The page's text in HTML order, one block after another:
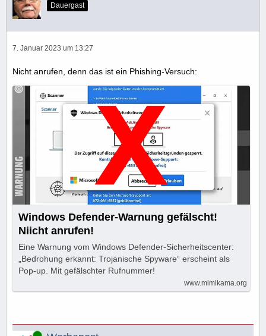
Dauergast
7. Januar 2023 um 13:27
Nicht anrufen, denn das ist ein Phishing-Versuch:
Windows Defender-Warnung gefälscht!
Niicht anrufen!
Eine Warnung vom Windows Defender-Sicherheitscenter:
„Bedrohung erkannt: Trojanische Spyware“ erscheint als
Pop-up. Mit gefälschter Rufnummer!
www.mimikama.org